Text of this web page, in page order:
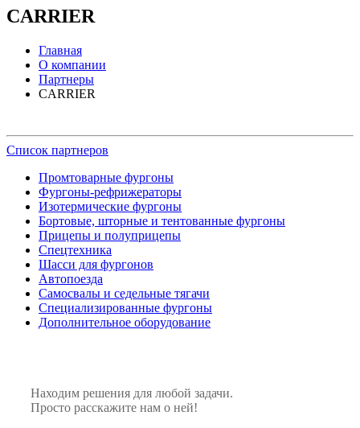
CARRIER
Главная
О компании
Партнеры
CARRIER
Список партнеров
Промтоварные фургоны
Фургоны-рефрижераторы
Изотермические фургоны
Бортовые, шторные и тентованные фургоны
Прицепы и полуприцепы
Спецтехника
Шасси для фургонов
Автопоезда
Самосвалы и седельные тягачи
Специализированные фургоны
Дополнительное оборудование
Находим решения для любой задачи.
Просто расскажите нам о ней!